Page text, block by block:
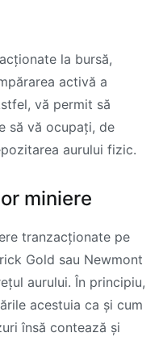
la bursă,
activă a
vă permit să
să vă ocupați, de
aurului fizic.
miniere
tranzacționate pe
Gold sau Newmont
aurului. În principiu,
acestuia ca și cum
însă contează și